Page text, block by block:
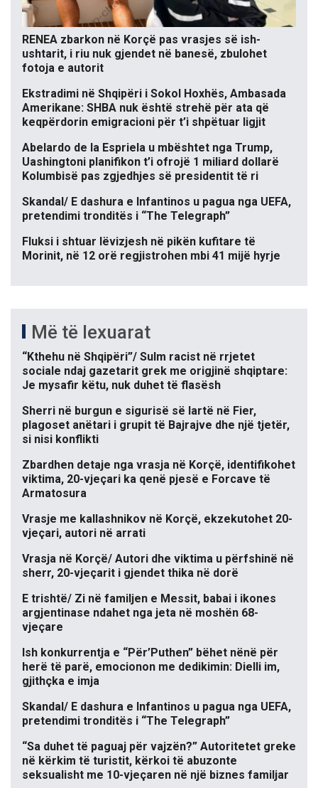
RENEA zbarkon në Korçë pas vrasjes së ish-
ushtarit, i riu nuk gjendet në banesë, zbulohet
fotoja e autorit
Ekstradimi në Shqipëri i Sokol Hoxhës, Ambasada
Amerikane: SHBA nuk është strehë për ata që
keqpërdorin emigracioni për t’i shpëtuar ligjit
Abelardo de la Espriela u mbështet nga Trump,
Uashingtoni planifikon t’i ofrojë 1 miliard dollarë
Kolumbisë pas zgjedhjes së presidentit të ri
Skandal/ E dashura e Infantinos u pagua nga UEFA,
pretendimi tronditës i “The Telegraph”
Fluksi i shtuar lëvizjesh në pikën kufitare të
Morinit, në 12 orë regjistrohen mbi 41 mijë hyrje
Më të lexuarat
“Kthehu në Shqipëri”/ Sulm racist në rrjetet
sociale ndaj gazetarit grek me origjinë shqiptare:
Je mysafir këtu, nuk duhet të flasësh
Sherri në burgun e sigurisë së lartë në Fier,
plagoset anëtari i grupit të Bajrajve dhe një tjetër,
si nisi konflikti
Zbardhen detaje nga vrasja në Korçë, identifikohet
viktima, 20-vjeçari ka qenë pjesë e Forcave të
Armatosura
Vrasje me kallashnikov në Korçë, ekzekutohet 20-
vjeçari, autori në arrati
Vrasja në Korçë/ Autori dhe viktima u përfshinë në
sherr, 20-vjeçarit i gjendet thika në dorë
E trishtë/ Zi në familjen e Messit, babai i ikones
argjentinase ndahet nga jeta në moshën 68-
vjeçare
Ish konkurrentja e “Për’Puthen” bëhet nënë për
herë të parë, emocionon me dedikimin: Dielli im,
gjithçka e imja
Skandal/ E dashura e Infantinos u pagua nga UEFA,
pretendimi tronditës i “The Telegraph”
“Sa duhet të paguaj për vajzën?” Autoritetet greke
në kërkim të turistit, kërkoi të abuzonte
seksualisht me 10-vjeçaren në një biznes familjar